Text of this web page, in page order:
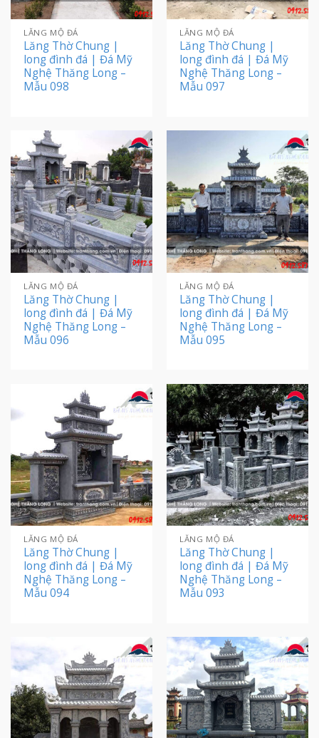
LĂNG MỘ ĐÁ
Lăng Thờ Chung |
long đình đá | Đá Mỹ
Nghệ Thăng Long –
Mẫu 098
LĂNG MỘ ĐÁ
Lăng Thờ Chung |
long đình đá | Đá Mỹ
Nghệ Thăng Long –
Mẫu 097
LĂNG MỘ ĐÁ
Lăng Thờ Chung |
long đình đá | Đá Mỹ
Nghệ Thăng Long –
Mẫu 096
LĂNG MỘ ĐÁ
Lăng Thờ Chung |
long đình đá | Đá Mỹ
Nghệ Thăng Long –
Mẫu 095
LĂNG MỘ ĐÁ
Lăng Thờ Chung |
long đình đá | Đá Mỹ
Nghệ Thăng Long –
Mẫu 094
LĂNG MỘ ĐÁ
Lăng Thờ Chung |
long đình đá | Đá Mỹ
Nghệ Thăng Long –
Mẫu 093